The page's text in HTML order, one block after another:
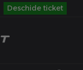
Deschide ticket